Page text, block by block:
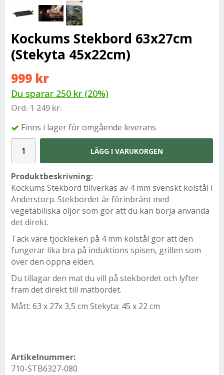
Kockums Stekbord 63x27cm
(Stekyta 45x22cm)
999 kr
Du sparar 250 kr (20%)
Ord.1 249 kr.
Finns i lager för omgående leverans
LÄGG I VARUKORGEN
Produktbeskrivning:
Kockums Stekbord tillverkas av 4 mm svenskt kolstål i
Anderstorp. Stekbordet är förinbränt med
vegetabiliska oljor som gör att du kan börja använda
det direkt.
Tack vare tjockleken på 4 mm kolstål gör att den
fungerar lika bra på induktions spisen, grillen som
över den öppna elden.
Du tillagar den mat du vill på stekbordet och lyfter
fram det direkt till matbordet.
Mått: 63 x 27x 3,5 cm Stekyta: 45 x 22 cm
Artikelnummer:
710-STB6327-080